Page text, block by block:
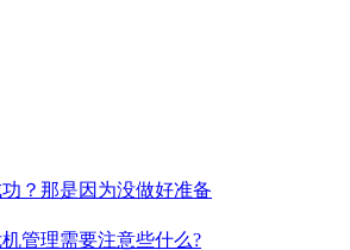
？那是因为没做好准备
管理需要注意些什么?